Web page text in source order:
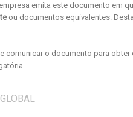
emita este documento em
ou documentos equivalentes.
comunicar o documento para